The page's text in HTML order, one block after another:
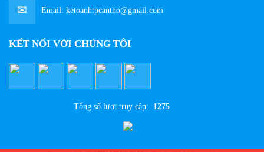
Email: ketoanhtpcantho@gmail.com
KẾT NỐI VỚI CHÚNG TÔI
Tổng số lượt truy cập: 1275